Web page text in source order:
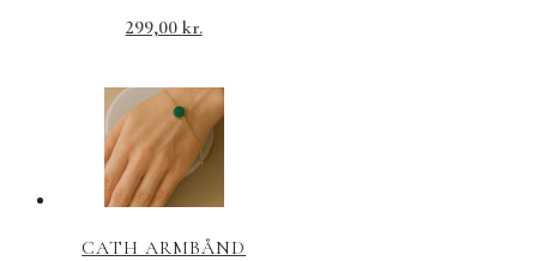
299,00 kr.
CATH ARMBÅND